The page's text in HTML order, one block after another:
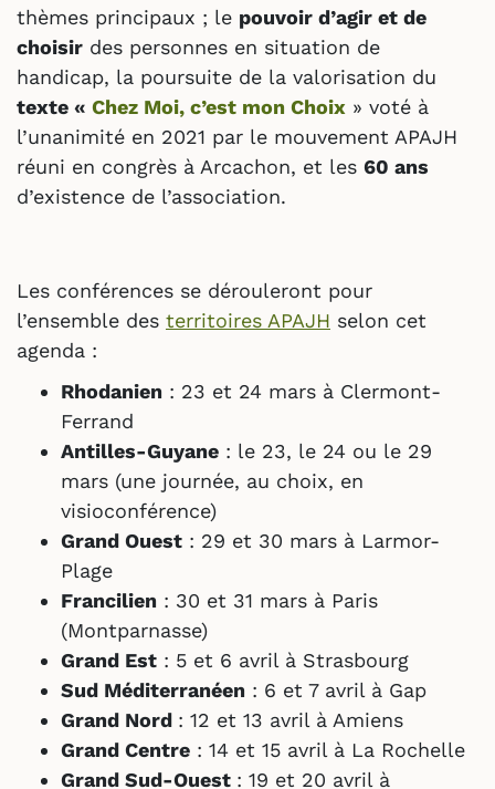
thèmes principaux ; le pouvoir d’agir et de
choisir des personnes en situation de
handicap, la poursuite de la valorisation du
texte « Chez Moi, c’est mon Choix » voté à
l’unanimité en 2021 par le mouvement APAJH
réuni en congrès à Arcachon, et les 60 ans
d’existence de l’association.
Les conférences se dérouleront pour
l’ensemble des territoires APAJH selon cet
agenda :
Rhodanien : 23 et 24 mars à Clermont-
Ferrand
Antilles-Guyane : le 23, le 24 ou le 29
mars (une journée, au choix, en
visioconférence)
Grand Ouest : 29 et 30 mars à Larmor-
Plage
Francilien : 30 et 31 mars à Paris
(Montparnasse)
Grand Est : 5 et 6 avril à Strasbourg
Sud Méditerranéen : 6 et 7 avril à Gap
Grand Nord : 12 et 13 avril à Amiens
Grand Centre : 14 et 15 avril à La Rochelle
Grand Sud-Ouest : 19 et 20 avril à